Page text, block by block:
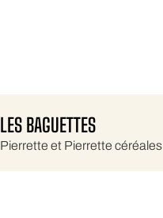
LES BAGUETTES
Pierrette et Pierrette céréales